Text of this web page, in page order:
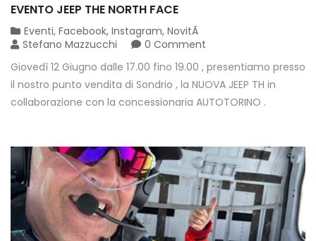
EVENTO JEEP THE NORTH FACE
Eventi, Facebook, Instagram, NovitÃ
Stefano Mazzucchi
0 Comment
Giovedì 12 Giugno dalle 17.00 fino 19.00 , presentiamo presso
il nostro punto vendita di Sondrio , la NUOVA JEEP TH in
collaborazione con la concessionaria AUTOTORINO .